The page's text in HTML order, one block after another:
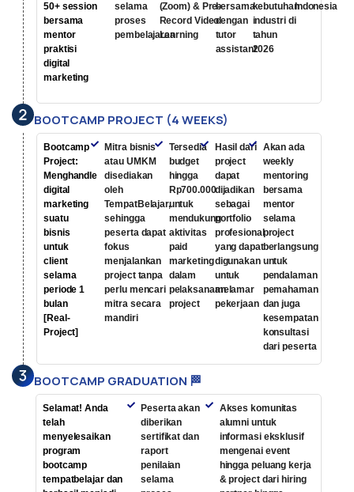
50+ session
bersama
mentor
praktisi
digital
marketing
selama
proses
pembelajaran
(Zoom) & Pre-
Record Video
Learning
bersama
dengan
tutor
assistant
kebutuhan
industri di
tahun
2026
Indonesia
BOOTCAMP PROJECT (4 WEEKS)
Bootcamp
Project:
Menghandle
digital
marketing
suatu
bisnis
untuk
client
selama
periode 1
bulan
[Real-
Project]
Mitra bisnis
atau UMKM
disediakan
oleh
TempatBelajar,
sehingga
peserta dapat
fokus
menjalankan
project tanpa
perlu mencari
mitra secara
mandiri
Tersedia
budget
hingga
Rp700.000
untuk
mendukung
aktivitas
paid
marketing
dalam
pelaksanaan
project
Hasil dari
project
dapat
dijadikan
sebagai
portfolio
profesional
yang dapat
digunakan
untuk
melamar
pekerjaan
Akan ada
weekly
mentoring
bersama
mentor
selama
project
berlangsung
untuk
pendalaman
pemahaman
dan juga
kesempatan
konsultasi
dari peserta
BOOTCAMP GRADUATION 🏁
Selamat! Anda
telah
menyelesaikan
program
bootcamp
tempatbelajar dan
Peserta akan
diberikan
sertifikat dan
raport
penilaian
selama
Akses komunitas
alumni untuk
informasi eksklusif
mengenai event
hingga peluang kerja
& project dari hiring